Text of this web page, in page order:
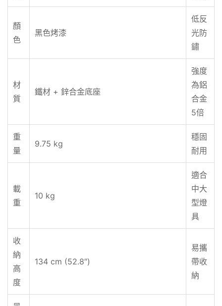
顏
色
黑色烤漆
低反
光防
鏽
材
質
鐵材 + 鋅合金底座
強度
為鋁
合金
5倍
重
量
9.75 kg
穩固
耐用
載
重
10 kg
適合
中大
型燈
具
收
納
高
度
134 cm (52.8″)
易攜
帶收
納